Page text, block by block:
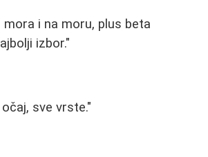
i na moru, plus beta
izbor."
sve vrste."